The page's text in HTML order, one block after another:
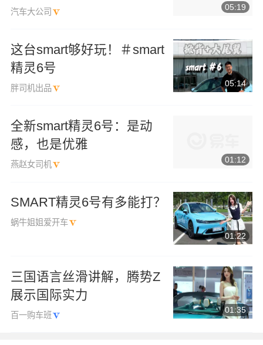
择
汽车大公司
05:19
这台smart够好玩！＃smart
精灵6号
胖司机出品
05:14
全新smart精灵6号：是动
感，也是优雅
燕赵女司机
01:12
SMART精灵6号有多能打？
蜗牛姐姐爱开车
01:22
三国语言丝滑讲解，腾势Z
展示国际实力
百一购车班
01:35